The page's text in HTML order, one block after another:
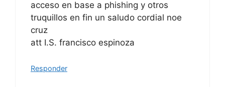
acceso en base a phishing y otros
truquillos en fin un saludo cordial noe
cruz
att I.S. francisco espinoza
Responder